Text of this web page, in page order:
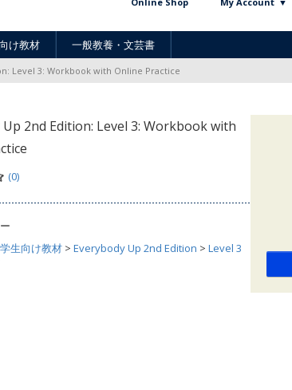
け教材 一般教養・文芸書
Level 3: Workbook with Online Practice
Up 2nd Edition: Level 3: Workbook with
(0)
生向け教材 > Everybody Up 2nd Edition > Level 3